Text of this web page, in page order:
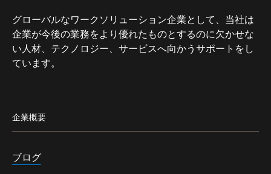
グローバルなワークソリューション企業として、当社は
企業が今後の業務をより優れたものとするのに欠かせな
い人材、テクノロジー、サービスへ向かうサポートをし
ています。
企業概要
ブログ